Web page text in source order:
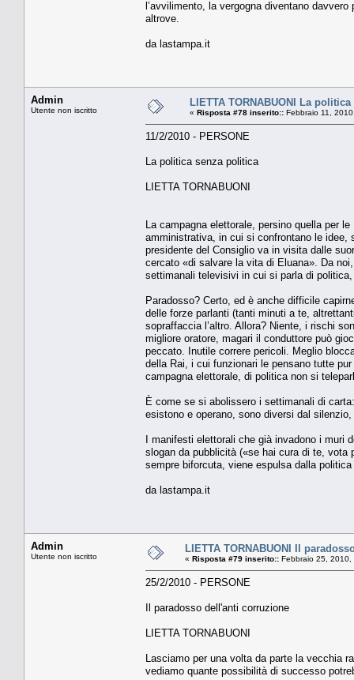
l’avvilimento, la vergogna diventano
altrove.
da lastampa.it
Admin
Utente non iscritto
LIETTA TORNABUONI La
« Risposta #78 inserito:: Febbraio 11,
11/2/2010 - PERSONE
La politica senza politica
LIETTA TORNABUONI
La campagna elettorale, persino quella per
amministrativa, in cui si confrontano le
presidente del Consiglio va in visita dalle
cercato «di salvare la vita di Eluana». Da
settimanali televisivi in cui si parla di
Paradosso? Certo, ed è anche difficile
delle forze parlanti (tanti minuti a te,
sopraffaccia l’altro. Allora? Niente, i rischi
migliore oratore, magari il conduttore può
peccato. Inutile correre pericoli. Meglio
della Rai, i cui funzionari le pensano tutte
campagna elettorale, di politica non si
È come se si abolissero i settimanali di
esistono e operano, sono diversi dal
I manifesti elettorali che già invadono i muri
slogan da pubblicità («se hai cura di te, vota
sempre biforcuta, viene espulsa dalla
da lastampa.it
Admin
Utente non iscritto
LIETTA TORNABUONI Il
« Risposta #79 inserito:: Febbraio 25,
25/2/2010 - PERSONE
Il paradosso dell'anti corruzione
LIETTA TORNABUONI
Lasciamo per una volta da parte la vecchia
vediamo quante possibilità di successo